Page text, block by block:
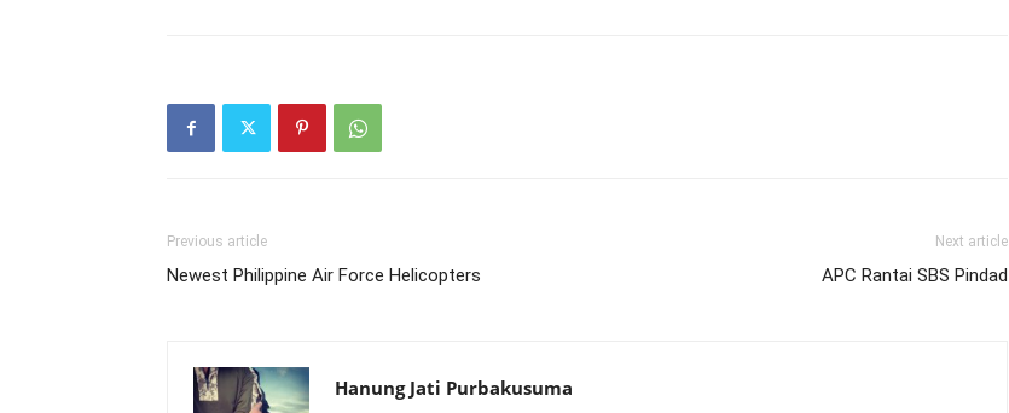
Previous article
Newest Philippine Air Force Helicopters
Next article
APC Rantai SBS Pindad
Hanung Jati Purbakusuma